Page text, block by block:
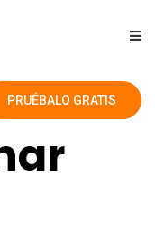
PRUÉBALO GRATIS